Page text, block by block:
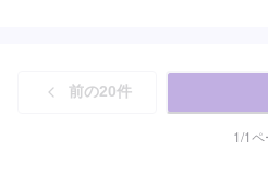
前の20件
1/1ペ